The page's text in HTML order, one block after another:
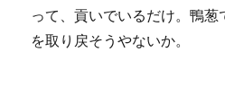
って、貢いでいるだけ。鴨
を取り戻そうやないか。